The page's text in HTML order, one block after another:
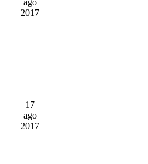
2017
17
ago
2017